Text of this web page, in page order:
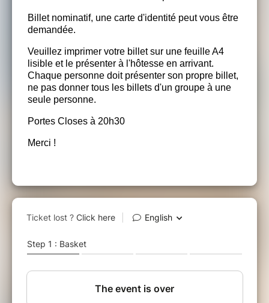
Billet nominatif, une carte d'identité peut vous être
demandée.
Veuillez imprimer votre billet sur une feuille A4
lisible et le présenter à l'hôtesse en arrivant.
Chaque personne doit présenter son propre billet,
ne pas donner tous les billets d'un groupe à une
seule personne.
Portes Closes à 20h30
Merci !